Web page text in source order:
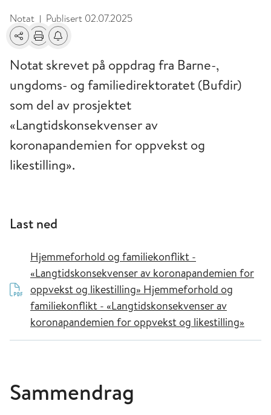
Notat | Publisert 02.07.2025
Del Skriv utFå varsel om endringer
Notat skrevet på oppdrag fra Barne-,
ungdoms- og familiedirektoratet (Bufdir)
som del av prosjektet
«Langtidskonsekvenser av
koronapandemien for oppvekst og
likestilling».
Last ned
Hjemmeforhold og familiekonflikt -
«Langtidskonsekvenser av koronapandemien for
oppvekst og likestilling» Hjemmeforhold og
familiekonflikt - «Langtidskonsekvenser av
koronapandemien for oppvekst og likestilling»
Sammendrag